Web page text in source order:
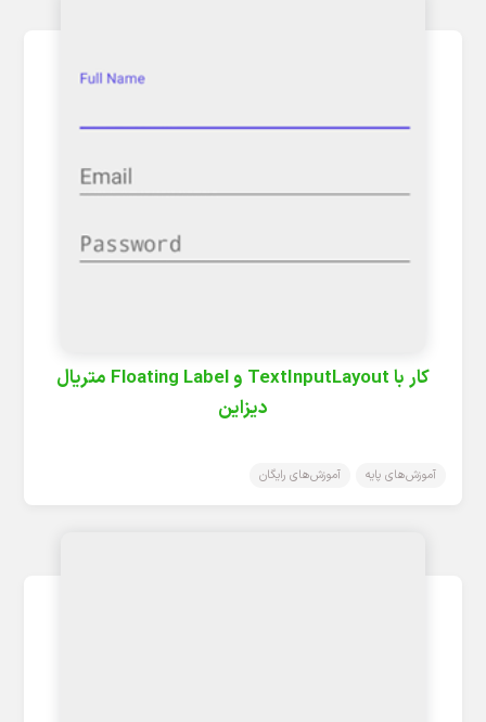
کار با TextInputLayout و Floating Label متریال
دیزاین
آموزش‌های پایه آموزش‌های رایگان